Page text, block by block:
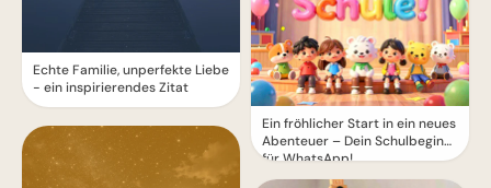
Echte Familie, unperfekte Liebe
- ein inspirierendes Zitat
Ein fröhlicher Start in ein neues
Abenteuer – Dein Schulbeginn
für WhatsApp!